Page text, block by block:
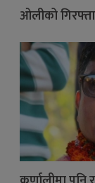
ओलीको